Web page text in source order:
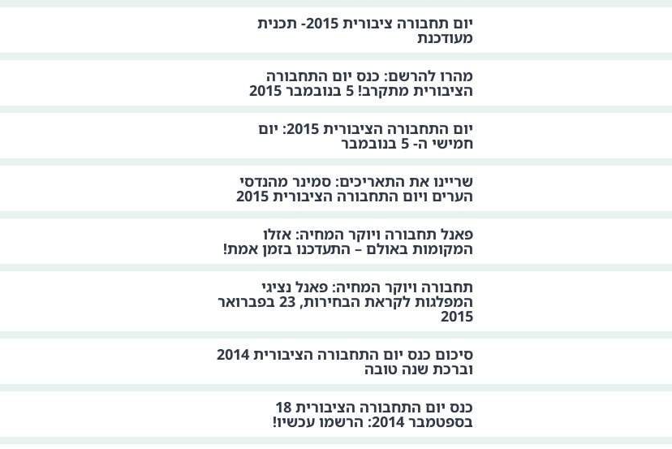
יום תחבורה ציבורית 2015- תכנית
מעודכנת
מהרו להרשם: כנס יום התחבורה
הציבורית מתקרב! 5 בנובמבר 2015
יום התחבורה הציבורית 2015: יום
חמישי ה- 5 בנובמבר
שריינו את התאריכים: סמינר מהנדסי
הערים ויום התחבורה הציבורית 2015
פאנל תחבורה ויוקר המחיה: אזלו
המקומות באולם – התעדכנו בזמן אמת!
תחבורה ויוקר המחיה: פאנל נציגי
המפלגות לקראת הבחירות, 23 בפברואר
2015
סיכום כנס יום התחבורה הציבורית 2014
וברכת שנה טובה
כנס יום התחבורה הציבורית 18
בספטמבר 2014: הרשמו עכשיו!